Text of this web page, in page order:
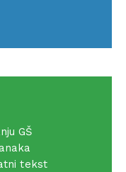
GŠ
tekst